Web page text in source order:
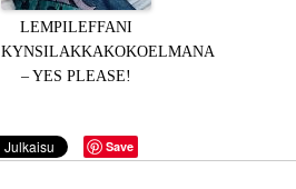
LEMPILEFFANI
KYNSILAKKAKOKOELMANA
– YES PLEASE!
Save